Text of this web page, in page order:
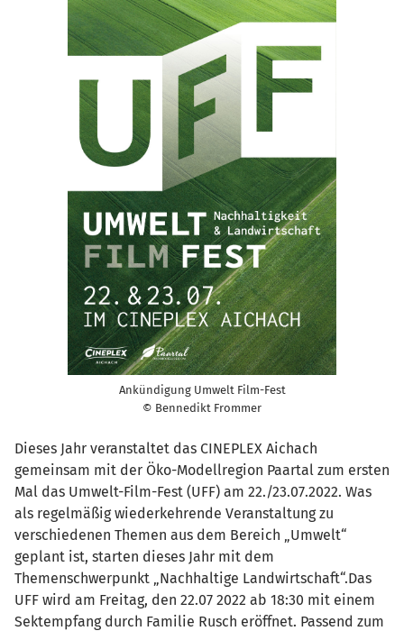
Ankündigung Umwelt Film-Fest
© Bennedikt Frommer
Dieses Jahr veranstaltet das CINEPLEX Aichach
gemeinsam mit der Öko-Modellregion Paartal zum ersten
Mal das Umwelt-Film-Fest (UFF) am 22./23.07.2022. Was
als regelmäßig wiederkehrende Veranstaltung zu
verschiedenen Themen aus dem Bereich „Umwelt“
geplant ist, starten dieses Jahr mit dem
Themenschwerpunkt „Nachhaltige Landwirtschaft“.Das
UFF wird am Freitag, den 22.07 2022 ab 18:30 mit einem
Sektempfang durch Familie Rusch eröffnet. Passend zum